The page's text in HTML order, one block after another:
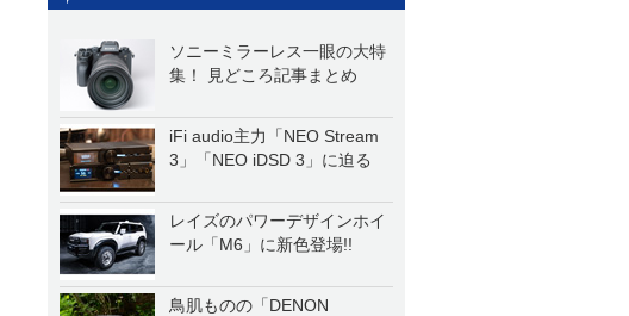
ソニーミラーレス一眼の大特
集！ 見どころ記事まとめ
iFi audio主力「NEO Stream
3」「NEO iDSD 3」に迫る
レイズのパワーデザインホイ
ール「M6」に新色登場!!
鳥肌ものの「DENON